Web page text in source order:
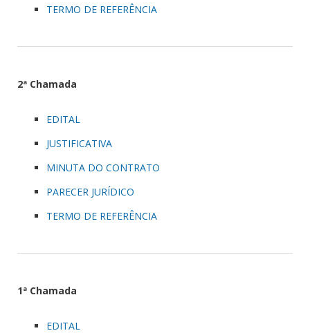
TERMO DE REFERÊNCIA
2ª Chamada
EDITAL
JUSTIFICATIVA
MINUTA DO CONTRATO
PARECER JURÍDICO
TERMO DE REFERÊNCIA
1ª Chamada
EDITAL